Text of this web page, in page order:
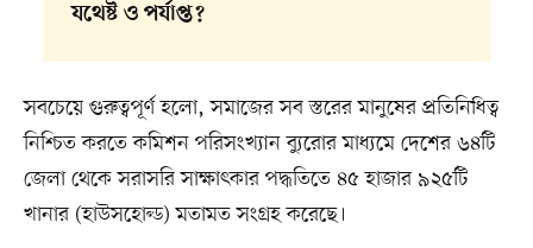
যথেষ্ট ও পর্যাপ্ত?
সবচেয়ে গুরুত্বপূর্ণ হলো, সমাজের সব স্তরের মানুষের প্রতিনিধিত্ব
নিশ্চিত করতে কমিশন পরিসংখ্যান ব্যুরোর মাধ্যমে দেশের ৬৪টি
জেলা থেকে সরাসরি সাক্ষাৎকার পদ্ধতিতে ৪৫ হাজার ৯২৫টি
খানার (হাউসহোল্ড) মতামত সংগ্রহ করেছে।